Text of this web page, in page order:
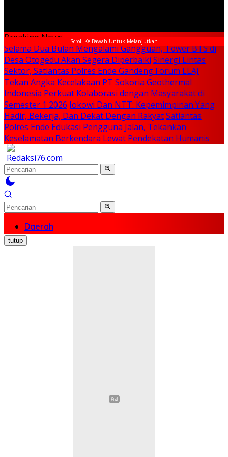
Scroll Ke Bawah Untuk Melanjutkan
Breaking News
Selama Dua Bulan Mengalami Gangguan, Tower BTS di
Desa Otogedu Akan Segera Diperbaiki Sinergi Lintas
Sektor, Satlantas Polres Ende Gandeng Forum LLAJ
Tekan Angka Kecelakaan PT Sokoria Geothermal
Indonesia Perkuat Kolaborasi dengan Masyarakat di
Semester 1 2026 Jokowi Dan NTT: Kepemimpinan Yang
Hadir, Bekerja, Dan Dekat Dengan RakyatSatlantas
Polres Ende Edukasi Pengguna Jalan, Tekankan
Keselamatan Berkendara Lewat Pendekatan Humanis
Daerah
Nasional
Politik
tutup